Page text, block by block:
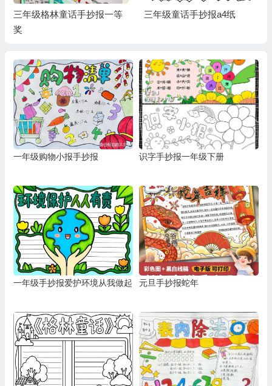
三年级格林童话手抄报一等
奖
三年级童话手抄报a4纸
一年级购物小报手抄报 识字手抄报一年级下册
一年级手抄报爱护环境从我做起 元旦手抄报蛇年